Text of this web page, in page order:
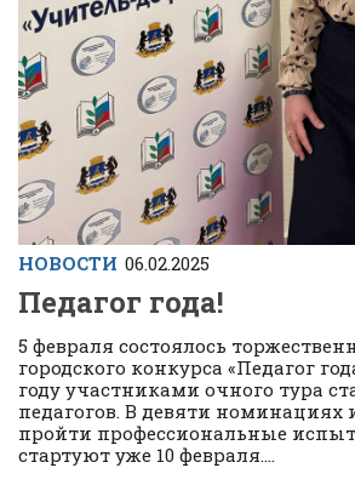
НОВОСТИ 06.02.2025
Педагог года!
5 февраля состоялось
городского конкурса «Педагог
году участниками очного тура
педагогов. В девяти номинациях
пройти профессиональные
стартуют уже 10 февраля....